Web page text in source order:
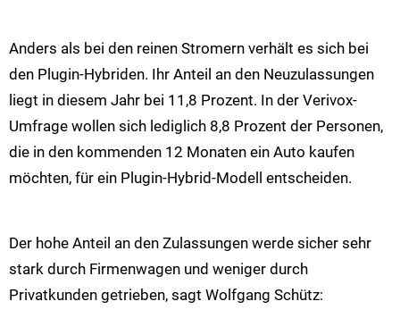
Anders als bei den reinen Stromern verhält es sich bei
den Plugin-Hybriden. Ihr Anteil an den Neuzulassungen
liegt in diesem Jahr bei 11,8 Prozent. In der Verivox-
Umfrage wollen sich lediglich 8,8 Prozent der Personen,
die in den kommenden 12 Monaten ein Auto kaufen
möchten, für ein Plugin-Hybrid-Modell entscheiden.
Der hohe Anteil an den Zulassungen werde sicher sehr
stark durch Firmenwagen und weniger durch
Privatkunden getrieben, sagt Wolfgang Schütz: